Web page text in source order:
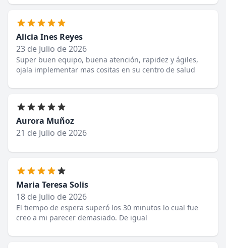
Alicia Ines Reyes
23 de Julio de 2026
Super buen equipo, buena atención, rapidez y ágiles,
ojala implementar mas cositas en su centro de salud
Aurora Muñoz
21 de Julio de 2026
Maria Teresa Solis
18 de Julio de 2026
El tiempo de espera superó los 30 minutos lo cual fue
creo a mi parecer demasiado. De igual